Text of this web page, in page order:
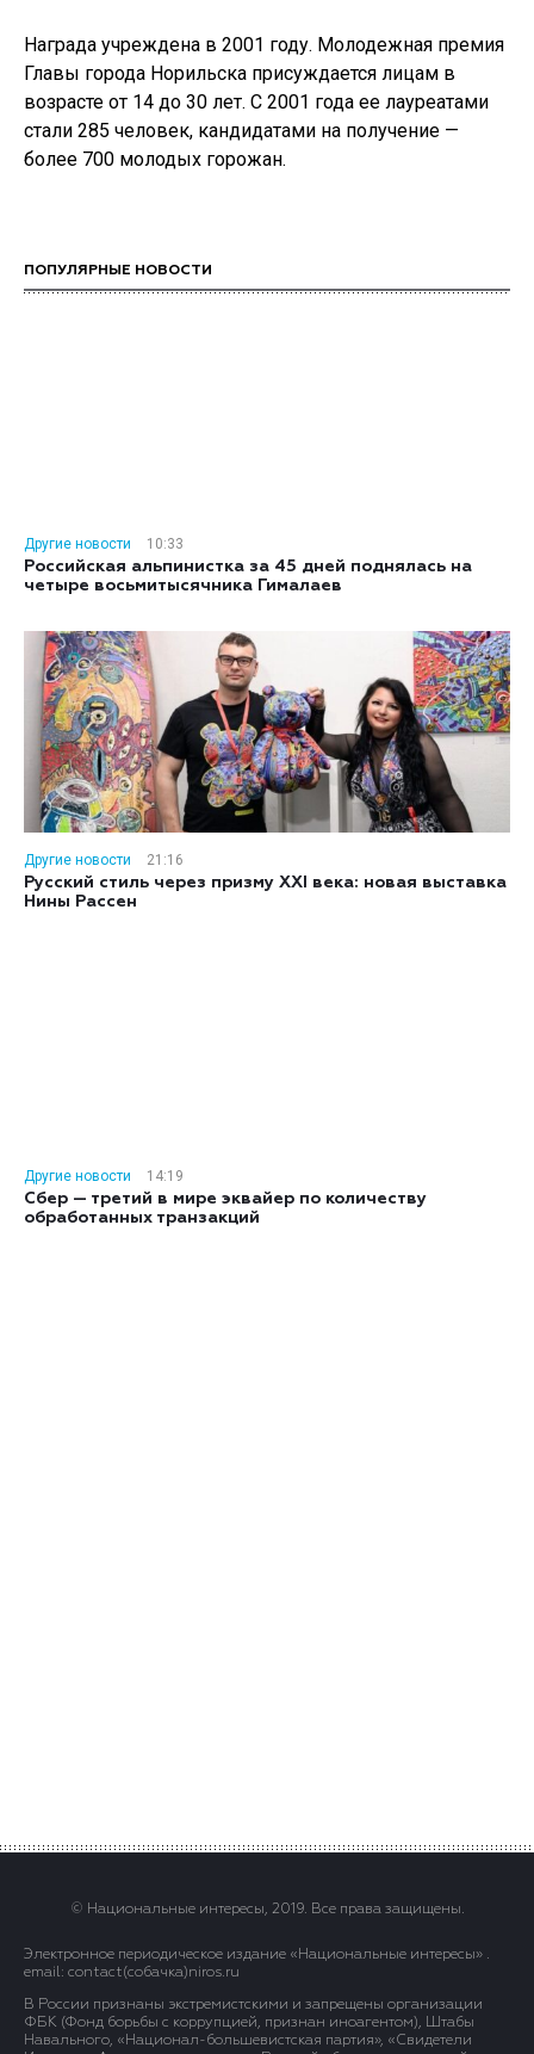
Награда учреждена в 2001 году. Молодежная премия
Главы города Норильска присуждается лицам в
возрасте от 14 до 30 лет. С 2001 года ее лауреатами
стали 285 человек, кандидатами на получение —
более 700 молодых горожан.
ПОПУЛЯРНЫЕ НОВОСТИ
Другие новости
10:33
Российская альпинистка за 45 дней поднялась на
четыре восьмитысячника Гималаев
Другие новости
21:16
Русский стиль через призму XXI века: новая выставка
Нины Рассен
Другие новости
14:19
Сбер — третий в мире эквайер по количеству
обработанных транзакций
© Национальные интересы, 2019. Все права защищены.
Электронное периодическое издание «Национальные интересы» .
email: contact(сoбaчка)niros.ru
В России признаны экстремистскими и запрещены организации
ФБК (Фонд борьбы с коррупцией, признан иноагентом), Штабы
Навального, «Национал-большевистская партия», «Свидетели